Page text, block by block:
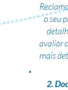
o seu
avaliar
mais
2.